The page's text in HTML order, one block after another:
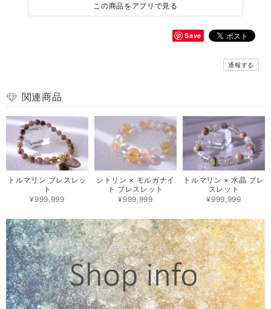
この商品をアプリで見る
Save
通報する
関連商品
トルマリン ブレスレッ
ト
¥999,999
シトリン × モルガナイ
ト ブレスレット
¥999,999
トルマリン × 水晶 ブレ
スレット
¥999,999